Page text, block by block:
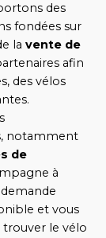
des
fondées sur
lavente de
afin
des vélos
notamment
de
à
et vous
trouver le vélo